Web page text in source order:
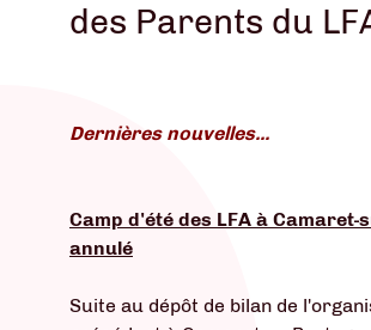
des Parents du
Dernières nouvelles...
Camp d'été des LFA à Camaret-
annulé
Suite au dépôt de bilan de